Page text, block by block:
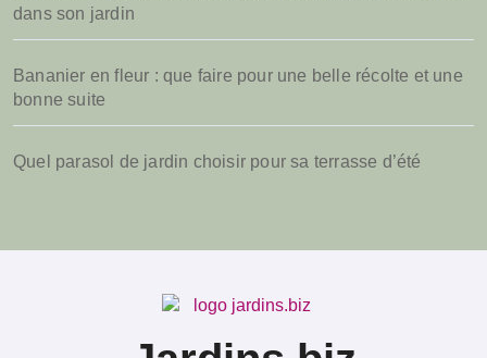
dans son jardin
Bananier en fleur : que faire pour une belle récolte et une
bonne suite
Quel parasol de jardin choisir pour sa terrasse d’été